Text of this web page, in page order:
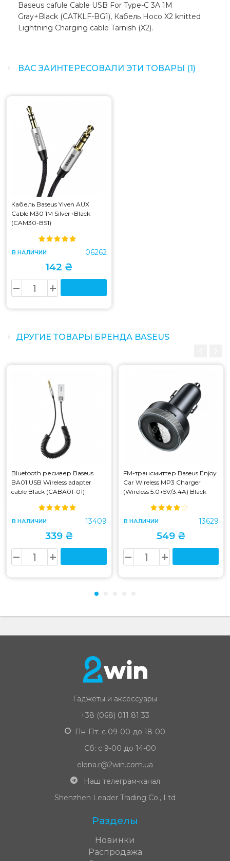
Baseus cafule Cable USB For Type-C 3A 1M
Gray+Black (CATKLF-BG1), Кабель Hoco X2 knitted
Lightning Charging cable Tarnish (X2).
ВАС ЗАИНТЕРЕСОВАЛИ ЭТИ ТОВАРЫ (1)
Кабель Baseus Yiven AUX
Cable M30 1M Silver+Black
(CAM30-BS1)
В НАЛИЧИИ 06262
142 ₴
ДРУГИЕ ТОВАРЫ БРЕНДА BASEUS
Bluetooth ресивер Baseus
BA01 USB Wireless adapter
cable Black (CABA01-01)
В НАЛИЧИИ 13409
339 ₴
FM-трансмиттер Baseus Enjoy
Car Wireless MP3 Charger
(Wireless 5.0+5V/3.4A) Black
В НАЛИЧИИ 13629
549 ₴
Гаджеты и аксессуары
+38 (068) 011 81 33
Пн-Пт: с 09-00 до 18-00
Сб: с 9-00 до 14-00
elena.r@2win.com.ua
Наш телеграм-канал
Shenzhen Leader Trading Co., Ltd
Разделы
Новинки
Распродажа